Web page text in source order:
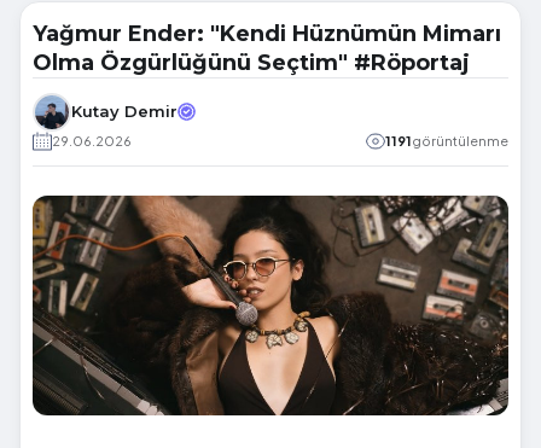
Yağmur Ender: "Kendi Hüznümün Mimarı
Olma Özgürlüğünü Seçtim" #Röportaj
Kutay Demir
29.06.2026 1191görüntülenme